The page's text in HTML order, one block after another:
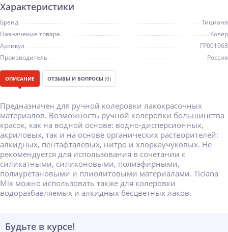
Характеристики
Бренд
Тициана
Назначение товара
Колер
Артикул
ГР001968
Производитель
Россия
ОПИСАНИЕ ОТЗЫВЫ И ВОПРОСЫ (0)
Предназначен для ручной колеровки лакокрасочных
материалов. Возможность ручной колеровки большинства
красок, как на водной основе: водно-дисперсионных,
акриловых, так и на основе органических растворителей:
алкидных, пентафталевых, нитро и хлоркаучуковых. Не
рекомендуется для использования в сочетании с
силикатными, силиконовыми, полиэфирными,
полиуретановыми и плиолитовыми материалами. Ticiana
Mix можно использовать также для колеровки
водоразбавляемых и алкидных бесцветных лаков.
Будьте в курсе!